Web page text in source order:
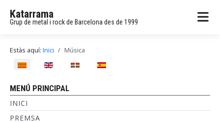
Katarrama
Grup de metal i rock de Barcelona des de 1999
Estàs aquí: Inici Música
Seleccioni el seu idioma
MENÚ PRINCIPAL
INICI
PREMSA